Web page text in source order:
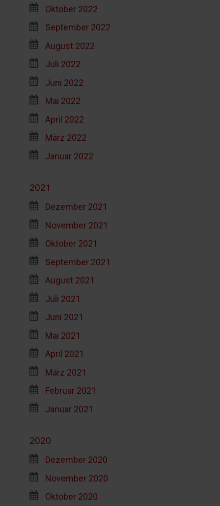
Oktober 2022
September 2022
August 2022
Juli 2022
Juni 2022
Mai 2022
April 2022
März 2022
Januar 2022
2021
Dezember 2021
November 2021
Oktober 2021
September 2021
August 2021
Juli 2021
Juni 2021
Mai 2021
April 2021
März 2021
Februar 2021
Januar 2021
2020
Dezember 2020
November 2020
Oktober 2020